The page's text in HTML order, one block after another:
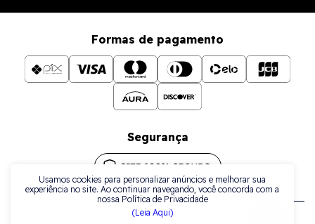
Usamos cookies para personalizar anúncios e melhorar sua
experiência no site. Ao continuar navegando, você concorda com a
nossa Política de Privacidade
(Leia Aqui)
Formas de pagamento
Segurança